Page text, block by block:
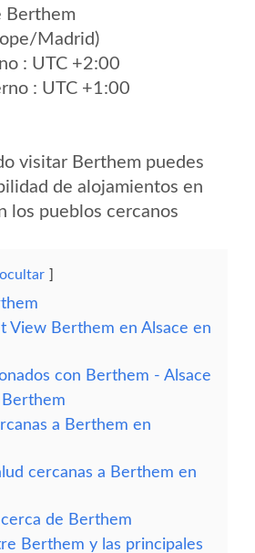
Berthem
Madrid)
: UTC +2:00
: UTC +1:00
visitar Berthem puedes
de alojamientos en
los pueblos cercanos
ocultar
View Berthem en Alsace en
con Berthem - Alsace
a Berthem en
cercanas a Berthem en
de Berthem
Berthem y las principales